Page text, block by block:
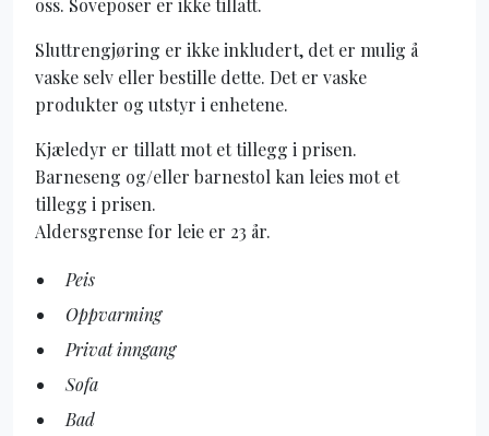
oss. Soveposer er ikke tillatt.
Sluttrengjøring er ikke inkludert, det er mulig å
vaske selv eller bestille dette. Det er vaske
produkter og utstyr i enhetene.
Kjæledyr er tillatt mot et tillegg i prisen.
Barneseng og/eller barnestol kan leies mot et
tillegg i prisen.
Aldersgrense for leie er 23 år.
Peis
Oppvarming
Privat inngang
Sofa
Bad